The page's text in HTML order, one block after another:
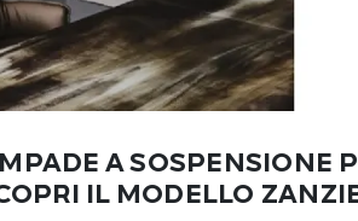
A SOSPENSIONE
IL MODELLO